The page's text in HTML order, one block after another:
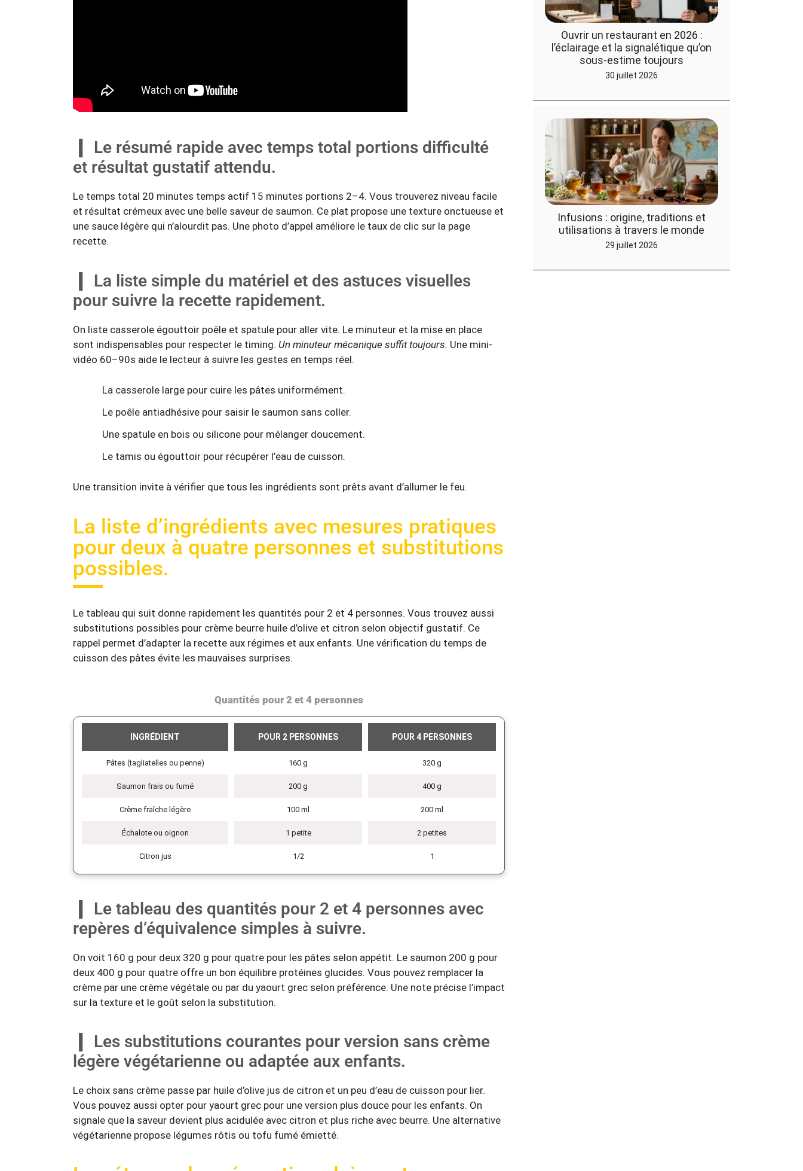
Le résumé rapide avec temps total portions difficulté
et résultat gustatif attendu.
Le temps total 20 minutes temps actif 15 minutes portions 2–4. Vous trouverez niveau facile
et résultat crémeux avec une belle saveur de saumon. Ce plat propose une texture onctueuse et
une sauce légère qui n’alourdit pas. Une photo d’appel améliore le taux de clic sur la page
recette.
La liste simple du matériel et des astuces visuelles
pour suivre la recette rapidement.
On liste casserole égouttoir poêle et spatule pour aller vite. Le minuteur et la mise en place
sont indispensables pour respecter le timing. Un minuteur mécanique suffit toujours. Une mini-
vidéo 60–90s aide le lecteur à suivre les gestes en temps réel.
La casserole large pour cuire les pâtes uniformément.
Le poêle antiadhésive pour saisir le saumon sans coller.
Une spatule en bois ou silicone pour mélanger doucement.
Le tamis ou égouttoir pour récupérer l’eau de cuisson.
Une transition invite à vérifier que tous les ingrédients sont prêts avant d’allumer le feu.
La liste d’ingrédients avec mesures pratiques
pour deux à quatre personnes et substitutions
possibles.
Le tableau qui suit donne rapidement les quantités pour 2 et 4 personnes. Vous trouvez aussi
substitutions possibles pour crème beurre huile d’olive et citron selon objectif gustatif. Ce
rappel permet d’adapter la recette aux régimes et aux enfants. Une vérification du temps de
cuisson des pâtes évite les mauvaises surprises.
Quantités pour 2 et 4 personnes
INGRÉDIENT POUR 2 PERSONNES POUR 4 PERSONNES
Pâtes (tagliatelles ou penne) 160 g 320 g
Saumon frais ou fumé 200 g 400 g
Crème fraîche légère 100 ml 200 ml
Échalote ou oignon 1 petite 2 petites
Citron jus 1/2 1
Le tableau des quantités pour 2 et 4 personnes avec
repères d’équivalence simples à suivre.
On voit 160 g pour deux 320 g pour quatre pour les pâtes selon appétit. Le saumon 200 g pour
deux 400 g pour quatre offre un bon équilibre protéines glucides. Vous pouvez remplacer la
crème par une crème végétale ou par du yaourt grec selon préférence. Une note précise l’impact
sur la texture et le goût selon la substitution.
Les substitutions courantes pour version sans crème
légère végétarienne ou adaptée aux enfants.
Le choix sans crème passe par huile d’olive jus de citron et un peu d’eau de cuisson pour lier.
Vous pouvez aussi opter pour yaourt grec pour une version plus douce pour les enfants. On
signale que la saveur devient plus acidulée avec citron et plus riche avec beurre. Une alternative
végétarienne propose légumes rôtis ou tofu fumé émietté.
Ouvrir un restaurant en 2026 :
l’éclairage et la signalétique qu’on
sous-estime toujours
30 juillet 2026
Infusions : origine, traditions et
utilisations à travers le monde
29 juillet 2026